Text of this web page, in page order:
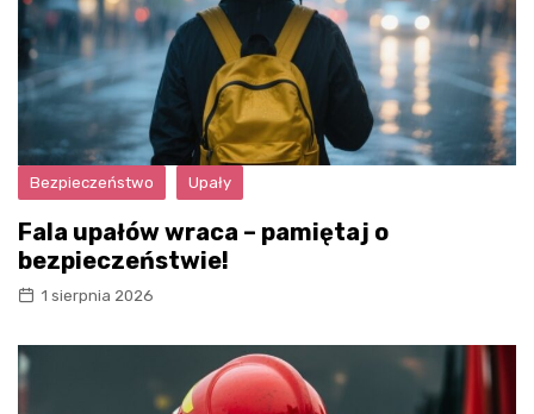
Bezpieczeństwo Upały
Fala upałów wraca – pamiętaj o
bezpieczeństwie!
1 sierpnia 2026